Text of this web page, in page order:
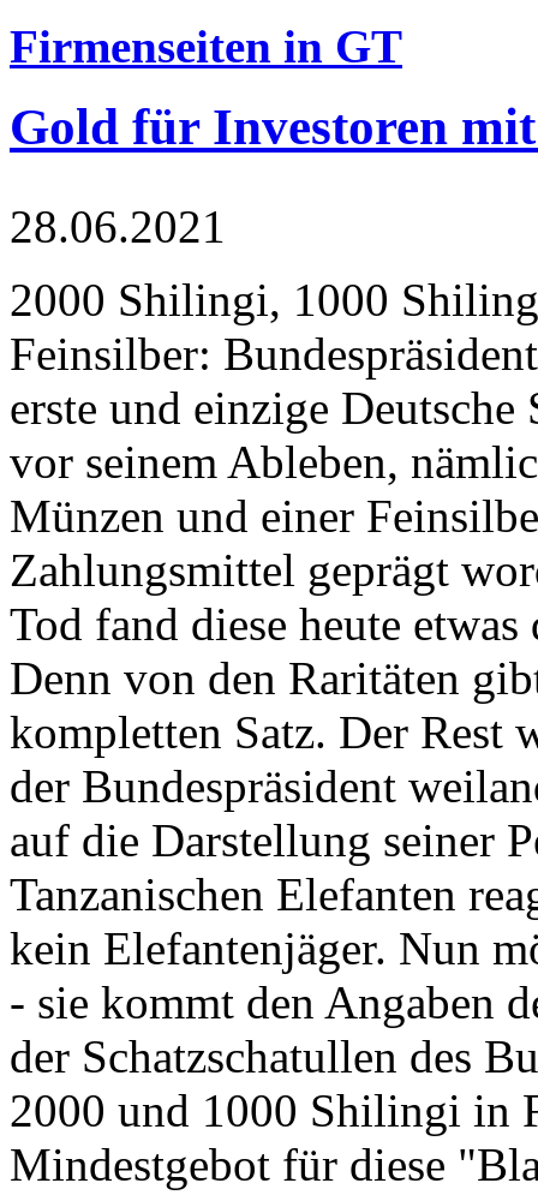
Firmenseiten in GT
Gold für Investoren
28.06.2021
2000 Shilingi, 1000
Feinsilber:
erste und einzige Deutsche
vor seinem Ableben,
Münzen und einer
Zahlungsmittel geprägt
Tod fand diese heute
Denn von den Raritäten
kompletten Satz. Der Rest
der Bundespräsident
auf die Darstellung seiner
Tanzanischen Elefanten
kein Elefantenjäger. Nun
- sie kommt den Angaben
der Schatzschatullen des
2000 und 1000 Shilingi in
Mindestgebot für diese